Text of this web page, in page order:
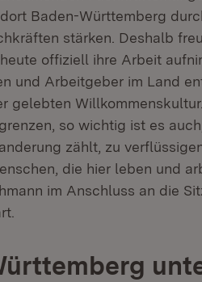
Baden-Württemberg
stärken. Deshalb
offiziell ihre Arbeit
und Arbeitgeber im Land
gelebten
so wichtig ist es
zählt, zu
die hier leben und
im Anschluss an die